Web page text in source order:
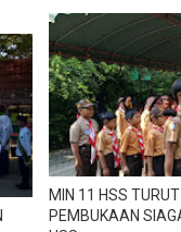
MIN 11 HSS
PEMBUKAAN